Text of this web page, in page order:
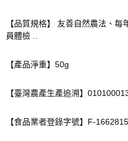
【品質規格】 友善自然農法、
員體檢 ..
【產品淨重】50g
【臺灣農產生產追溯】
【食品業者登錄字號】F-